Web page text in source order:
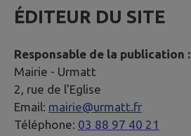
ÉDITEUR DU SITE
Responsable de la publication :
Mairie - Urmatt
2, rue de l'Eglise
Email: mairie@urmatt.fr
Téléphone: 03 88 97 40 21